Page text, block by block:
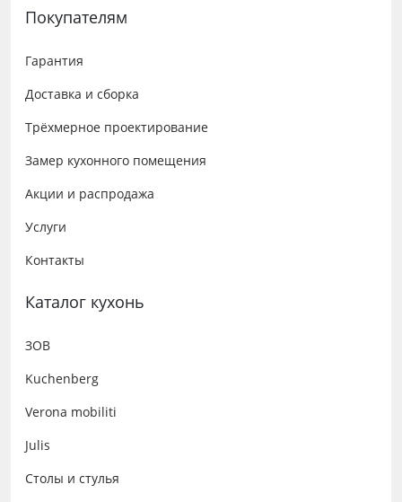
Покупателям
Гарантия
Доставка и сборка
Трёхмерное проектирование
Замер кухонного помещения
Акции и распродажа
Услуги
Контакты
Каталог кухонь
ЗОВ
Kuchenberg
Verona mobiliti
Julis
Столы и стулья